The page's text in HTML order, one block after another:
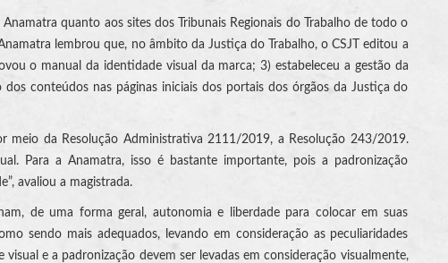
quanto aos sites dos Tribunais Regionais do Trabalho de todo o
lembrou que, no âmbito da Justiça do Trabalho, o CSJT editou a
o manual da identidade visual da marca; 3) estabeleceu a gestão da
conteúdos nas páginas iniciais dos portais dos órgãos da Justiça do
meio da Resolução Administrativa 2111/2019, a Resolução 243/2019.
Para a Anamatra, isso é bastante importante, pois a padronização
avaliou a magistrada.
de uma forma geral, autonomia e liberdade para colocar em suas
sendo mais adequados, levando em consideração as peculiaridades
e a padronização devem ser levadas em consideração visualmente,